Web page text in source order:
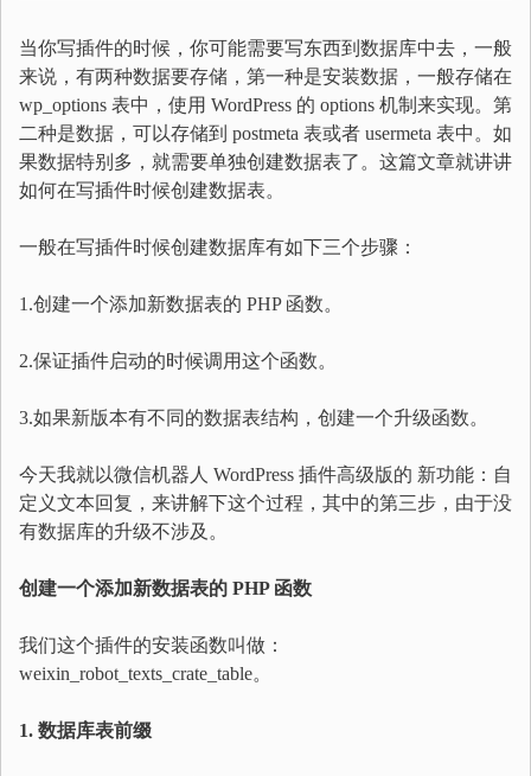
当你写插件的时候，你可能需要写东西到数据库中去，一般
来说，有两种数据要存储，第一种是安装数据，一般存储在
wp_options 表中，使用 WordPress 的 options 机制来实现。第
二种是数据，可以存储到 postmeta 表或者 usermeta 表中。如
果数据特别多，就需要单独创建数据表了。这篇文章就讲讲
如何在写插件时候创建数据表。
一般在写插件时候创建数据库有如下三个步骤：
1.创建一个添加新数据表的 PHP 函数。
2.保证插件启动的时候调用这个函数。
3.如果新版本有不同的数据表结构，创建一个升级函数。
今天我就以微信机器人 WordPress 插件高级版的 新功能：自
定义文本回复，来讲解下这个过程，其中的第三步，由于没
有数据库的升级不涉及。
创建一个添加新数据表的 PHP 函数
我们这个插件的安装函数叫做：
weixin_robot_texts_crate_table。
1. 数据库表前缀